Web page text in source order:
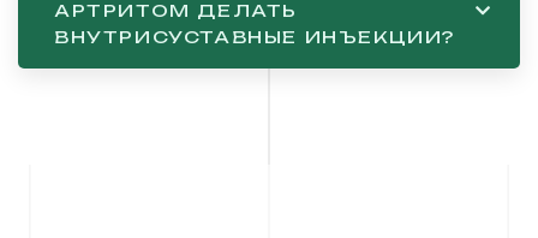
АРТРИТОМ ДЕЛАТЬ
ВНУТРИСУСТАВНЫЕ ИНЪЕКЦИИ?